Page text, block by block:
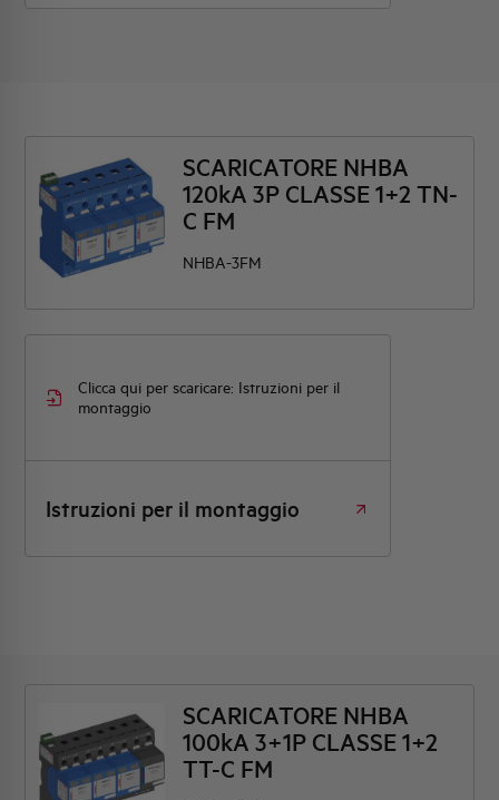
SCARICATORE NHBA
120kA 3P CLASSE 1+2 TN-
C FM
NHBA-3FM
Clicca qui per scaricare: Istruzioni per il
montaggio
Istruzioni per il montaggio
SCARICATORE NHBA
100kA 3+1P CLASSE 1+2
TT-C FM